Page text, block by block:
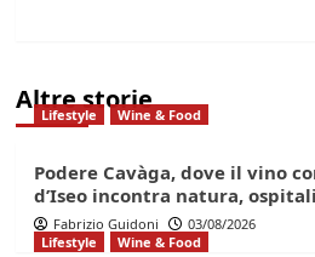
Altre storie
Lifestyle Wine & Food
Podere Cavàga, dove il vino
d’Iseo incontra natura,
Fabrizio Guidoni
03/08/2026
Lifestyle
Wine & Food